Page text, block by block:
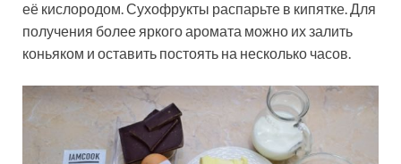
её кислородом. Сухофрукты распарьте в кипятке. Для
получения более яркого аромата можно их залить
коньяком и оставить постоять на несколько часов.